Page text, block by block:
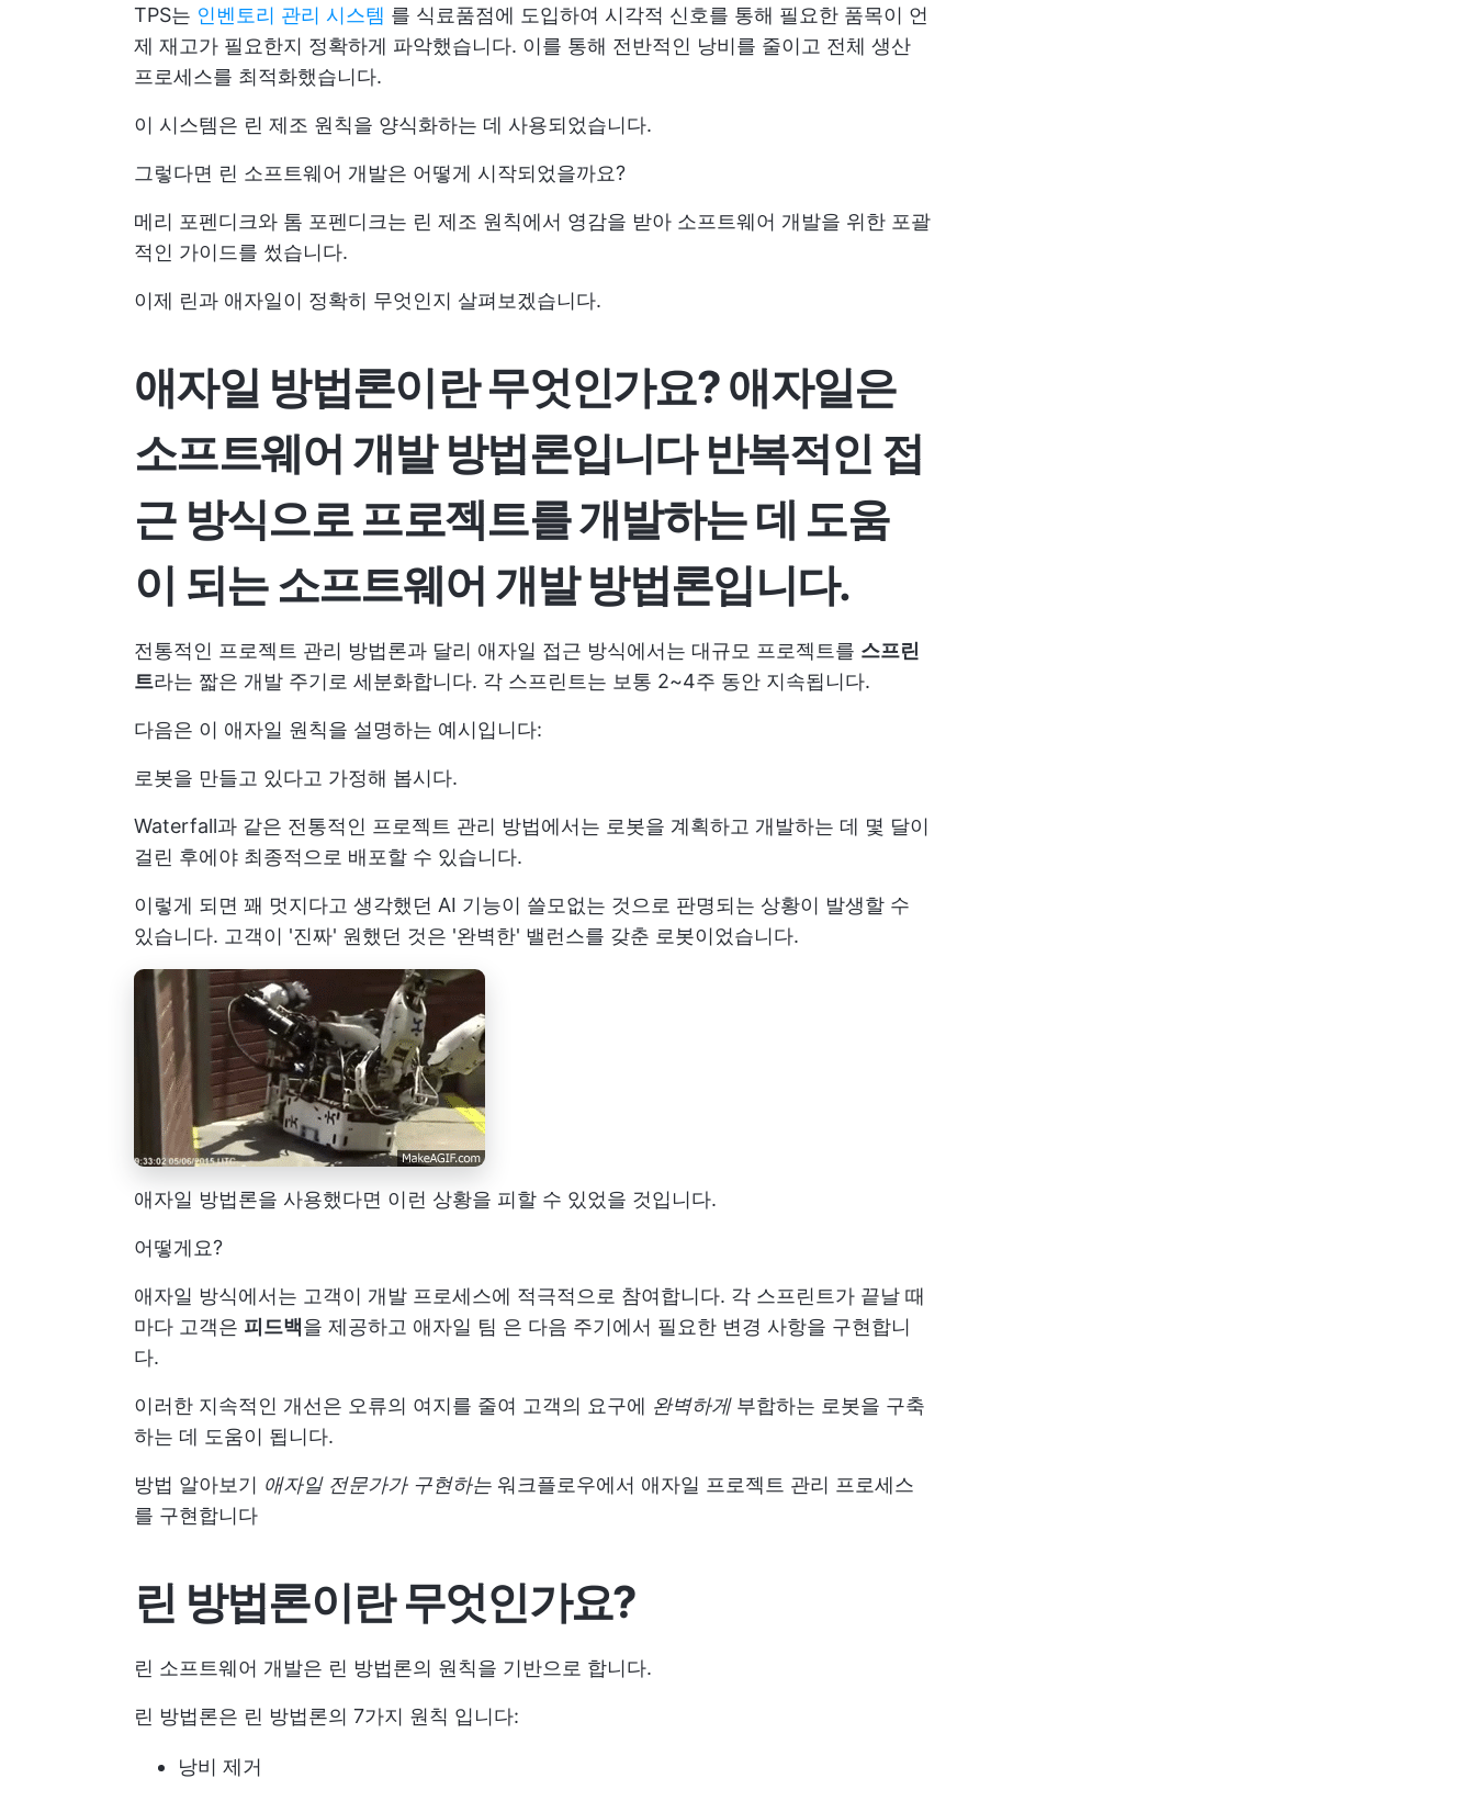
TPS는 인벤토리 관리 시스템 를 식료품점에 도입하여 시각적 신호를 통해 필요한 품목이 언
제 재고가 필요한지 정확하게 파악했습니다. 이를 통해 전반적인 낭비를 줄이고 전체 생산
프로세스를 최적화했습니다.
이 시스템은 린 제조 원칙을 양식화하는 데 사용되었습니다.
그렇다면 린 소프트웨어 개발은 어떻게 시작되었을까요?
메리 포펜디크와 톰 포펜디크는 린 제조 원칙에서 영감을 받아 소프트웨어 개발을 위한 포괄
적인 가이드를 썼습니다.
이제 린과 애자일이 정확히 무엇인지 살펴보겠습니다.
애자일 방법론이란 무엇인가요?애자일은
소프트웨어 개발 방법론입니다반복적인 접
근 방식으로 프로젝트를 개발하는 데 도움
이 되는 소프트웨어 개발 방법론입니다.
전통적인 프로젝트 관리 방법론과 달리 애자일 접근 방식에서는 대규모 프로젝트를 스프린
트라는 짧은 개발 주기로 세분화합니다. 각 스프린트는 보통 2~4주 동안 지속됩니다.
다음은 이 애자일 원칙을 설명하는 예시입니다:
로봇을 만들고 있다고 가정해 봅시다.
Waterfall과 같은 전통적인 프로젝트 관리 방법에서는 로봇을 계획하고 개발하는 데 몇 달이
걸린 후에야 최종적으로 배포할 수 있습니다.
이렇게 되면 꽤 멋지다고 생각했던 AI 기능이 쓸모없는 것으로 판명되는 상황이 발생할 수
있습니다. 고객이 '진짜' 원했던 것은 '완벽한' 밸런스를 갖춘 로봇이었습니다.
애자일 방법론을 사용했다면 이런 상황을 피할 수 있었을 것입니다.
어떻게요?
애자일 방식에서는 고객이 개발 프로세스에 적극적으로 참여합니다. 각 스프린트가 끝날 때
마다 고객은 피드백을 제공하고 애자일 팀 은 다음 주기에서 필요한 변경 사항을 구현합니
다.
이러한 지속적인 개선은 오류의 여지를 줄여 고객의 요구에 완벽하게부합하는 로봇을 구축
하는 데 도움이 됩니다.
방법 알아보기 애자일 전문가가 구현하는 워크플로우에서 애자일 프로젝트 관리 프로세스
를 구현합니다
린 방법론이란 무엇인가요?
린 소프트웨어 개발은 린 방법론의 원칙을 기반으로 합니다.
린 방법론은 린 방법론의 7가지 원칙 입니다:
낭비 제거